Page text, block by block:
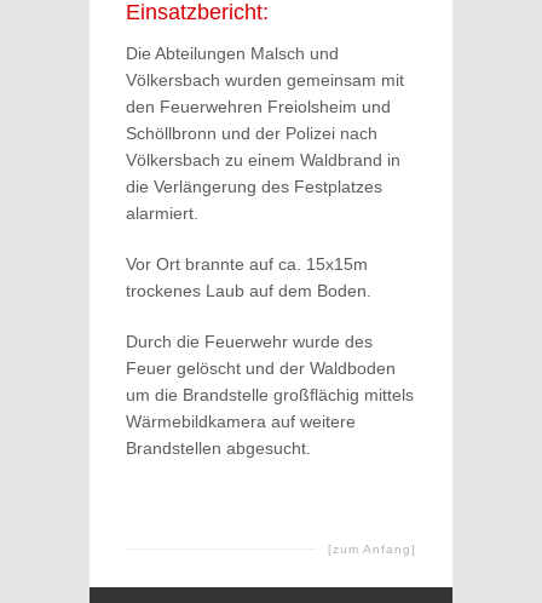
Einsatzbericht:
Die Abteilungen Malsch und
Völkersbach wurden gemeinsam mit
den Feuerwehren Freiolsheim und
Schöllbronn und der Polizei nach
Völkersbach zu einem Waldbrand in
die Verlängerung des Festplatzes
alarmiert.
Vor Ort brannte auf ca. 15x15m
trockenes Laub auf dem Boden.
Durch die Feuerwehr wurde des
Feuer gelöscht und der Waldboden
um die Brandstelle großflächig mittels
Wärmebildkamera auf weitere
Brandstellen abgesucht.
[zum Anfang]